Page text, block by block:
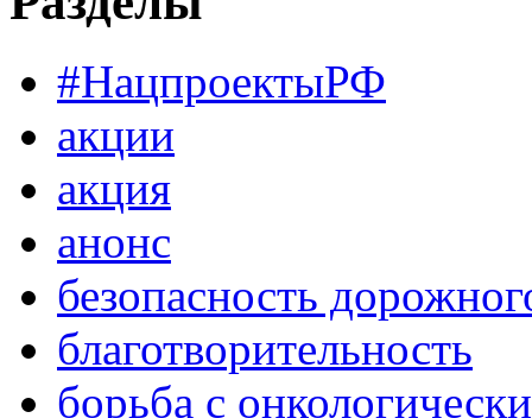
#НацпроектыРФ
акции
акция
анонс
безопасность
благотворительность
борьба с